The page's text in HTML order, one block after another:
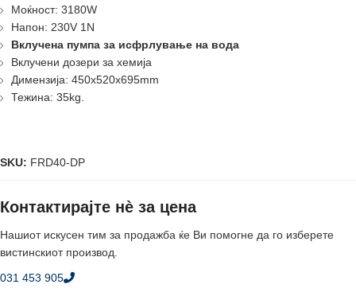
Моќност: 3180W
Напон: 230V 1N
Вклучена пумпа за исфрлување на вода
Вклучени дозери за хемија
Димензија: 450x520x695mm
Тежина: 35kg.
SKU: FRD40-DP
Контактирајте нè за цена
Нашиот искусен тим за продажба ќе Ви помогне да го изберете
вистинскиот производ.
031 453 905